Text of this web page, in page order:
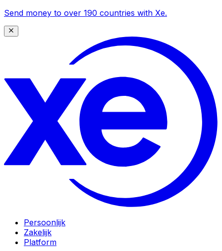
Send money to over 190 countries with Xe.
Persoonlijk
Zakelijk
Platform